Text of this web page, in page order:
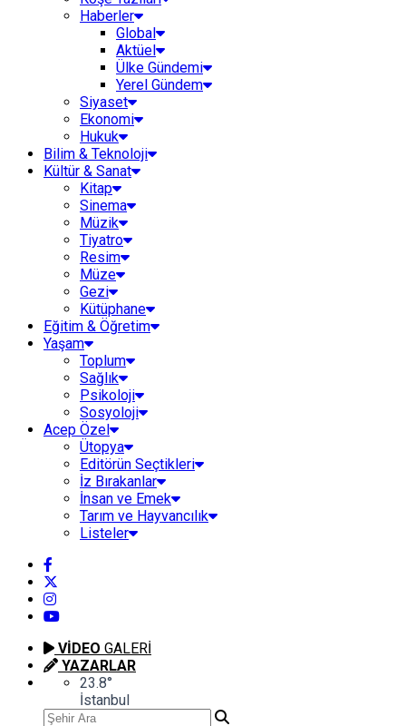
Haberler
Global
Aktüel
Ülke Gündemi
Yerel Gündem
Siyaset
Ekonomi
Hukuk
Bilim & Teknoloji
Kültür & Sanat
Kitap
Sinema
Müzik
Tiyatro
Resim
Müze
Gezi
Kütüphane
Eğitim & Öğretim
Yaşam
Toplum
Sağlık
Psikoloji
Sosyoloji
Acep Özel
Ütopya
Editörün Seçtikleri
İz Bırakanlar
İnsan ve Emek
Tarım ve Hayvancılık
Listeler
VİDEO GALERİ
YAZARLAR
23.8°
İstanbul